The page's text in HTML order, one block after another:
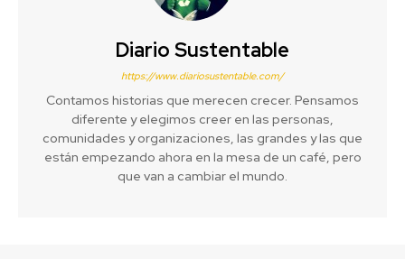
Diario Sustentable
https://www.diariosustentable.com/
Contamos historias que merecen crecer. Pensamos
diferente y elegimos creer en las personas,
comunidades y organizaciones, las grandes y las que
están empezando ahora en la mesa de un café, pero
que van a cambiar el mundo.